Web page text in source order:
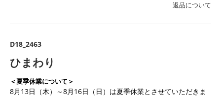
返品について
D18_2463
ひまわり
＜夏季休業について＞
8月13日（木）～8月16日（日）は夏季休業とさせていただきま